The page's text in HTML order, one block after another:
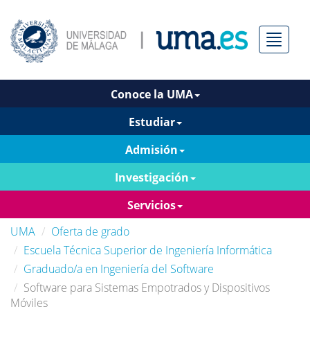
Menú
Conoce la UMA
Estudiar
Admisión
Investigación
Servicios
UMA
Oferta de grado
Escuela Técnica Superior de Ingeniería Informática
Graduado/a en Ingeniería del Software
Software para Sistemas Empotrados y Dispositivos
Móviles